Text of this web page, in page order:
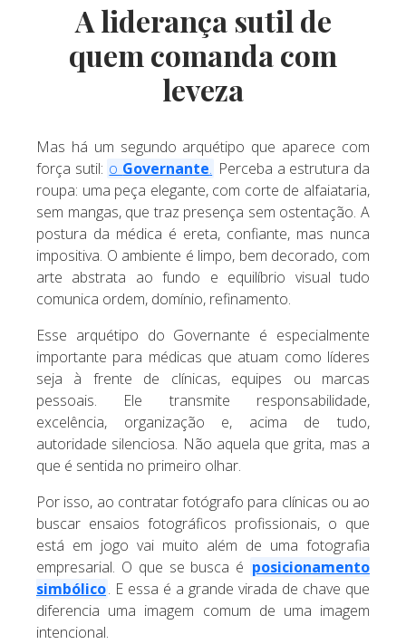
A liderança sutil de
quem comanda com
leveza
Mas há um segundo arquétipo que aparece com
força sutil: o Governante. Perceba a estrutura da
roupa: uma peça elegante, com corte de alfaiataria,
sem mangas, que traz presença sem ostentação. A
postura da médica é ereta, confiante, mas nunca
impositiva. O ambiente é limpo, bem decorado, com
arte abstrata ao fundo e equilíbrio visual tudo
comunica ordem, domínio, refinamento.
Esse arquétipo do Governante é especialmente
importante para médicas que atuam como líderes
seja à frente de clínicas, equipes ou marcas
pessoais. Ele transmite responsabilidade,
excelência, organização e, acima de tudo,
autoridade silenciosa. Não aquela que grita, mas a
que é sentida no primeiro olhar.
Por isso, ao contratar fotógrafo para clínicas ou ao
buscar ensaios fotográficos profissionais, o que
está em jogo vai muito além de uma fotografia
empresarial. O que se busca é posicionamento
simbólico. E essa é a grande virada de chave que
diferencia uma imagem comum de uma imagem
intencional.